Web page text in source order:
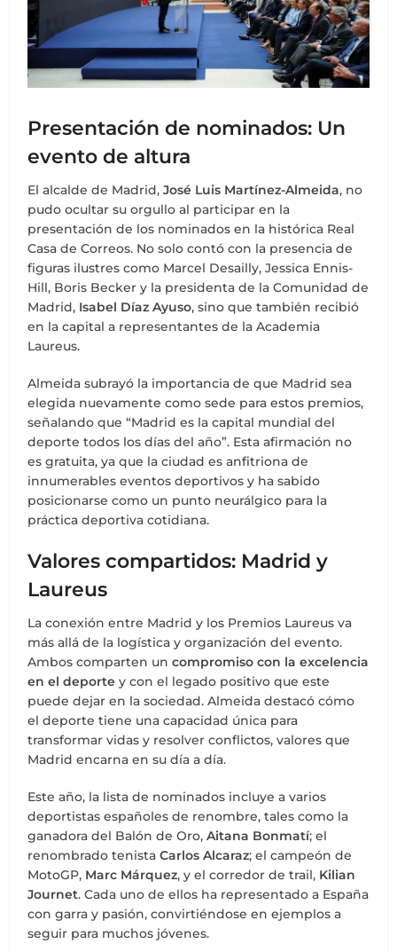
Presentación de nominados: Un
evento de altura
El alcalde de Madrid,José Luis Martínez-Almeida, no
pudo ocultar su orgullo al participar en la
presentación de los nominados en la histórica Real
Casa de Correos. No solo contó con la presencia de
figuras ilustres como Marcel Desailly, Jessica Ennis-
Hill, Boris Becker y la presidenta de la Comunidad de
Madrid, Isabel Díaz Ayuso, sino que también recibió
en la capital a representantes de la Academia
Laureus.
Almeida subrayó la importancia de que Madrid sea
elegida nuevamente como sede para estos premios,
señalando que “Madrid es la capital mundial del
deporte todos los días del año”. Esta afirmación no
es gratuita, ya que la ciudad es anfitriona de
innumerables eventos deportivos y ha sabido
posicionarse como un punto neurálgico para la
práctica deportiva cotidiana.
Valores compartidos: Madrid y
Laureus
La conexión entre Madrid y los Premios Laureus va
más allá de la logística y organización del evento.
Ambos comparten uncompromiso con la excelencia
en el deporte y con el legado positivo que este
puede dejar en la sociedad. Almeida destacó cómo
el deporte tiene una capacidad única para
transformar vidas y resolver conflictos, valores que
Madrid encarna en su día a día.
Este año, la lista de nominados incluye a varios
deportistas españoles de renombre, tales como la
ganadora del Balón de Oro,Aitana Bonmatí; el
renombrado tenistaCarlos Alcaraz; el campeón de
MotoGP, Marc Márquez, y el corredor de trail, Kilian
Journet. Cada uno de ellos ha representado a España
con garra y pasión, convirtiéndose en ejemplos a
seguir para muchos jóvenes.